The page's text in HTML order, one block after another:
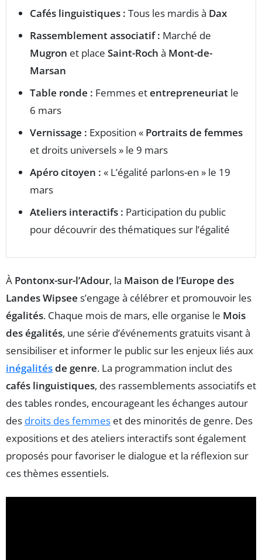
Cafés linguistiques : Tous les mardis à Dax
Rassemblement associatif : Marché de
Mugron et place Saint-Roch à Mont-de-
Marsan
Table ronde : Femmes etentrepreneuriat le
6 mars
Vernissage : Exposition « Portraits de femmes
et droits universels » le 9 mars
Apéro citoyen : « L’égalité parlons-en » le 19
mars
Ateliers interactifs : Participation du public
pour découvrir des thématiques sur l’égalité
À Pontonx-sur-l’Adour, la Maison de l’Europe des
Landes Wipsee s’engage à célébrer et promouvoir les
égalités. Chaque mois de mars, elle organise le Mois
des égalités, une série d’événements gratuits visant à
sensibiliser et informer le public sur les enjeux liés aux
inégalitésde genre. La programmation inclut des
cafés linguistiques, des rassemblements associatifs et
des tables rondes, encourageant les échanges autour
des droits des femmes et des minorités de genre. Des
expositions et des ateliers interactifs sont également
proposés pour favoriser le dialogue et la réflexion sur
ces thèmes essentiels.